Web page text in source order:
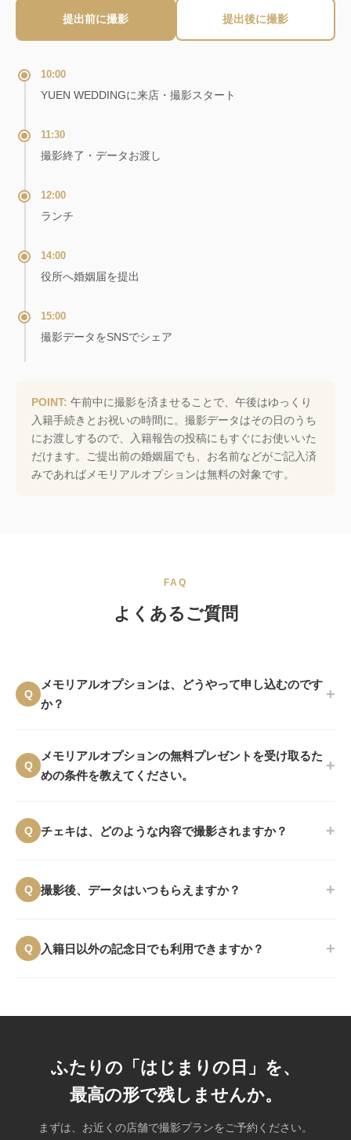
提出前に撮影 提出後に撮影
10:00
YUEN WEDDINGに来店・撮影スタート
11:30
撮影終了・データお渡し
12:00
ランチ
14:00
役所へ婚姻届を提出
15:00
撮影データをSNSでシェア
POINT: 午前中に撮影を済ませることで、午後はゆっくり
入籍手続きとお祝いの時間に。撮影データはその日のうち
にお渡しするので、入籍報告の投稿にもすぐにお使いいた
だけます。ご提出前の婚姻届でも、お名前などがご記入済
みであればメモリアルオプションは無料の対象です。
FAQ
よくあるご質問
Q
メモリアルオプションは、どうやって申し込むのです
か？
+
「受付表」の中からお申し込みいただけます。予約ページ
では選択できませんのでご注意ください。
Q
メモリアルオプションの無料プレゼントを受け取るた
めの条件を教えてください。
+
料でご提供しております。
ださい。
Q チェキは、どのような内容で撮影されますか？ +
目以降をご希望の場合は1枚500円（税込）でご利用いた
Q 撮影後、データはいつもらえますか？ +
の撮影データは、通常のプランと同様に、撮影当日にすべ
Q 入籍日以外の記念日でも利用できますか？ +
ふたりの「はじまりの日」を、
最高の形で残しませんか。
まずは、お近くの店舗で撮影プランをご予約ください。